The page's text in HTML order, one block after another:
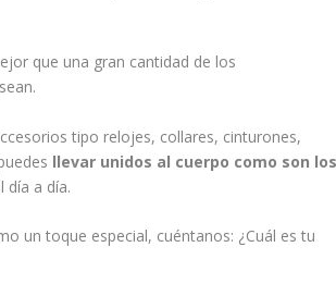
que una gran cantidad de los
tipo relojes, collares, cinturones,
llevar unidos al cuerpo como son
día a día.
un toque especial, cuéntanos: ¿Cuál es tu